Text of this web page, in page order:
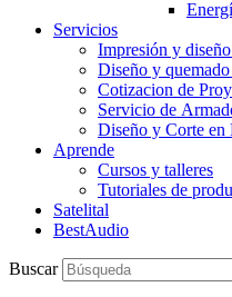
Servicios
Impresión y
Diseño y
Cotizacion de
Servicio de
Diseño y Corte en
Aprende
Cursos y talleres
Tutoriales de
Satelital
BestAudio
Buscar